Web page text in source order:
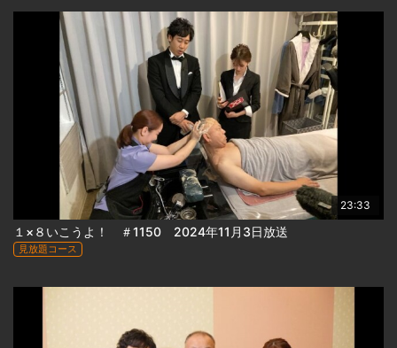
23:33
１×８いこうよ！ ＃1150 2024年11月3日放送
見放題コース